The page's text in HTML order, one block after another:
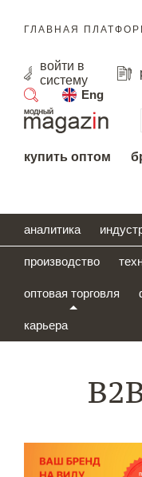
ГЛАВНАЯ
войти в
систему
Eng
поиск
купить оптом
аналитика
производство
оптовая торговля
карьера